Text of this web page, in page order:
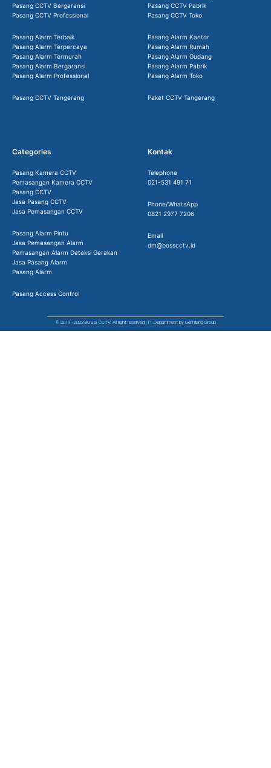
Pasang CCTV Bergaransi
Pasang CCTV Professional
Pasang Alarm Terbaik
Pasang Alarm Terpercaya
Pasang Alarm Termurah
Pasang Alarm Bergaransi
Pasang Alarm Professional
Pasang CCTV Tangerang
Pasang CCTV Pabrik
Pasang CCTV Toko
Pasang Alarm Kantor
Pasang Alarm Rumah
Pasang Alarm Gudang
Pasang Alarm Pabrik
Pasang Alarm Toko
Paket CCTV Tangerang
Categories
Pasang Kamera CCTV
Pemasangan Kamera CCTV
Pasang CCTV
Jasa Pasang CCTV
Jasa Pemasangan CCTV
Pasang Alarm Pintu
Jasa Pemasangan Alarm
Pemasangan Alarm Deteksi Gerakan
Jasa Pasang Alarm
Pasang Alarm
Pasang Access Control
Kontak
Telephone
021-531 491 71
Phone/WhatsApp
0821 2977 7206
Email
dm@bosscctv.id
© 2019 - 2023 BOSS CCTV. All right reserved | IT Department by Gemilang Group